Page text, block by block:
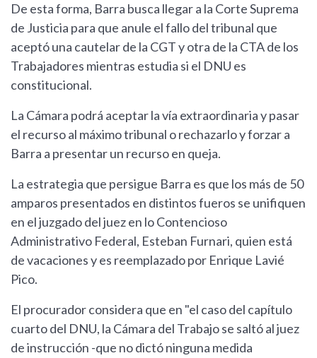
De esta forma, Barra busca llegar a la Corte Suprema
de Justicia para que anule el fallo del tribunal que
aceptó una cautelar de la CGT y otra de la CTA de los
Trabajadores mientras estudia si el DNU es
constitucional.
La Cámara podrá aceptar la vía extraordinaria y pasar
el recurso al máximo tribunal o rechazarlo y forzar a
Barra a presentar un recurso en queja.
La estrategia que persigue Barra es que los más de 50
amparos presentados en distintos fueros se unifiquen
en el juzgado del juez en lo Contencioso
Administrativo Federal, Esteban Furnari, quien está
de vacaciones y es reemplazado por Enrique Lavié
Pico.
El procurador considera que en "el caso del capítulo
cuarto del DNU, la Cámara del Trabajo se saltó al juez
de instrucción -que no dictó ninguna medida